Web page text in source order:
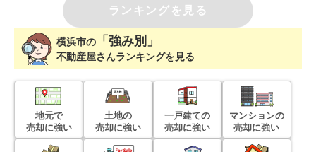
ランキングを見る
横浜市の「強み別」
不動産屋さんランキングを見る
地元で
売却に強い
土地の
売却に強い
一戸建ての
売却に強い
マンションの
売却に強い